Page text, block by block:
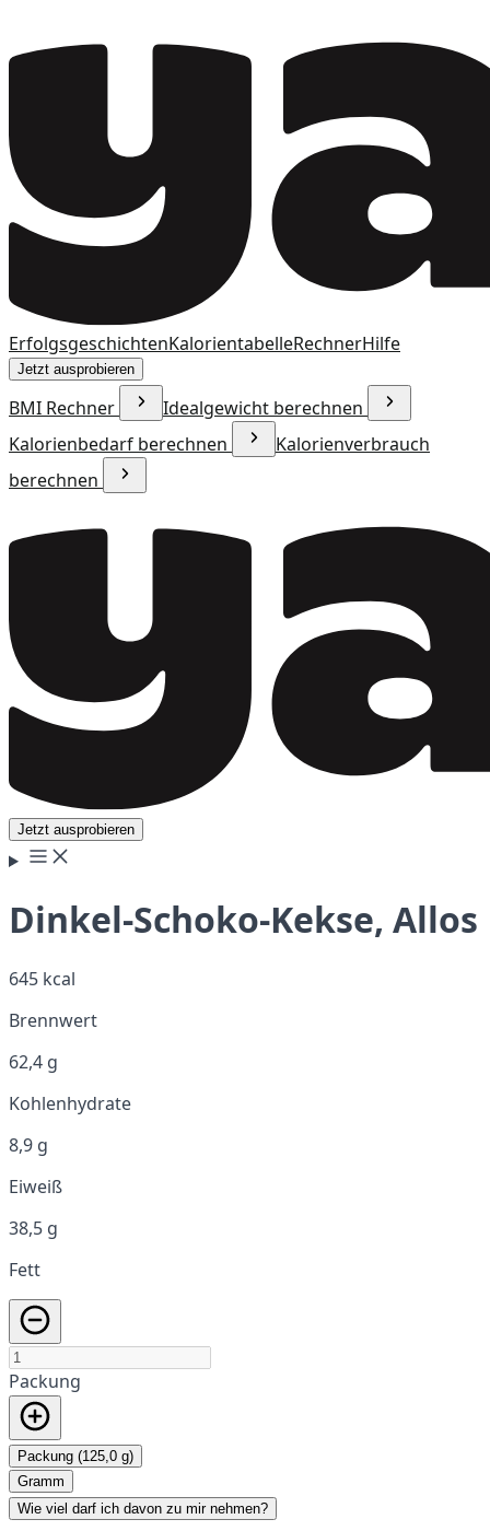
ErfolgsgeschichtenKalorientabelleRechnerHilfe
Jetzt ausprobieren
BMI Rechner
Idealgewicht berechnen
Kalorienbedarf berechnen
Kalorienverbrauch
berechnen
Jetzt ausprobieren
Dinkel-Schoko-Kekse, Allos
645 kcal
Brennwert
62,4 g
Kohlenhydrate
8,9 g
Eiweiß
38,5 g
Fett
Packung
Packung (125,0 g)
Gramm
Wie viel darf ich davon zu mir nehmen?